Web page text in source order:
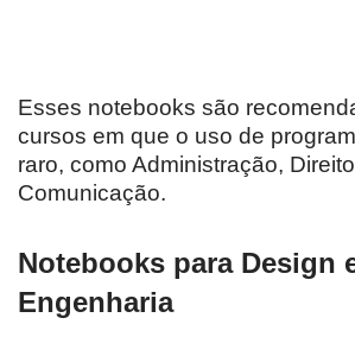
Esses notebooks são
cursos em que o uso de
raro, como Administração,
Comunicação.
Notebooks para Design
Engenharia